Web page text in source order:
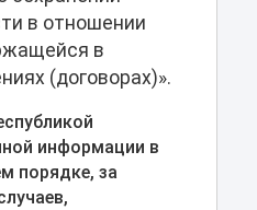
в отношении
в
(договорах)».
информации в
порядке, за